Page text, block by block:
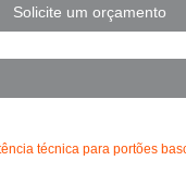
Solicite um orçamento
técnica para portões